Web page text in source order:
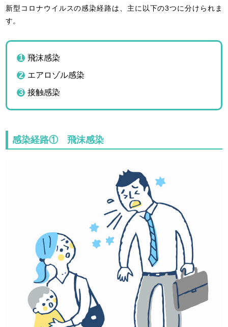
新型コロナウイルスの感染経路は、主に以下の3つに分けられま
す。
飛沫感染
エアロゾル感染
接触感染
感染経路① 飛沫感染